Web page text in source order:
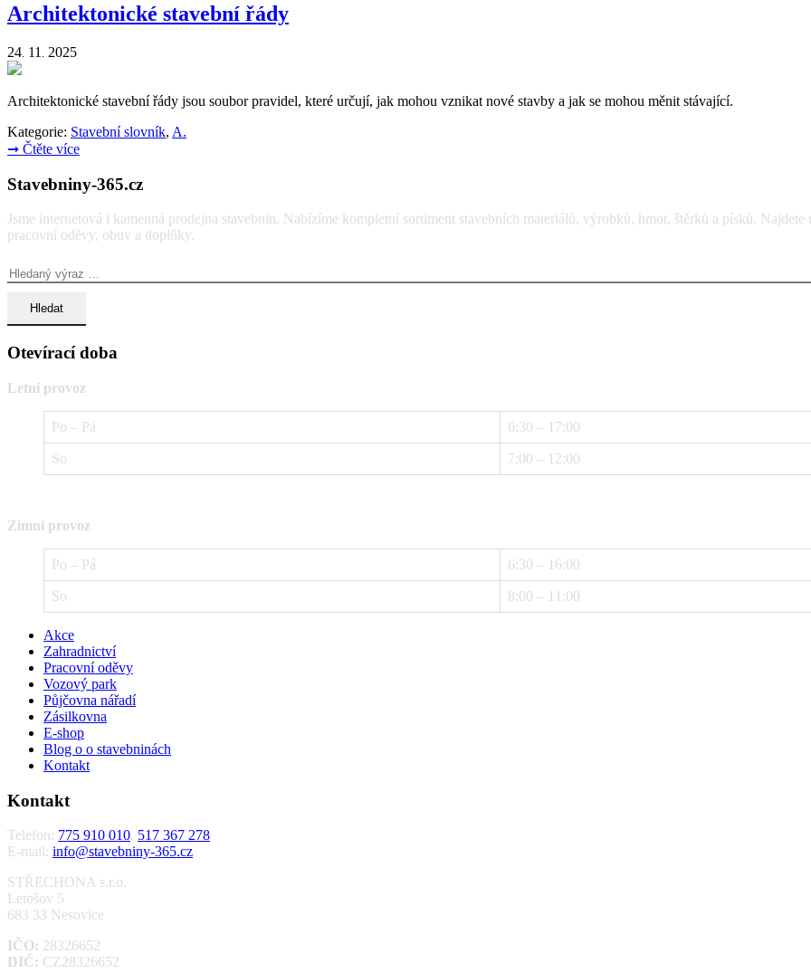
Architektonické stavební řády
24 11 2025
Architektonické stavební řády jsou soubor pravidel, které určují, jak mohou vznikat nové stavby a jak se mohou měnit stávající.
Kategorie: Stavební slovník, A.
➞ Čtěte více
Stavebniny-365.cz
Jsme internetová i kamenná prodejna stavebnin. Nabízíme kompletní sortiment stavebních materiálů, výrobků, hmot, štěrků a písků.
pracovní oděvy, obuv a doplňky.
Otevírací doba
Letní provoz
Po – Pá 6:30 – 17:00
So 7:00 – 12:00
Zimní provoz
Po – Pá 6:30 – 16:00
So 8:00 – 11:00
Akce
Zahradnictví
Pracovní oděvy
Vozový park
Půjčovna nářadí
Zásilkovna
E-shop
Blog o o stavebninách
Kontakt
Kontakt
Telefon: 775 910 010, 517 367 278
E-mail: info@stavebniny-365.cz
STŘECHONA s.r.o.
Letošov 5
683 33 Nesovice
IČO: 28326652
DIČ: CZ28326652